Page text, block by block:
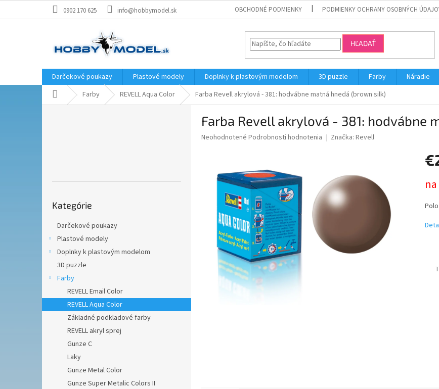
0902 170 625 info@hobbymodel.sk OBCHODNÉ PODMIENKY PODMIENKY OCHRANY OSOBNÝCH
HĽADAŤ
Darčekové poukazy Plastové modely Doplnky k plastovým modelom 3D puzzle Farby Náradie
DomovFarby REVELL Aqua Color Farba Revell akrylová - 381: hodvábne matná hnedá (brown silk)
kategórie
Kategórie
Darčekové poukazy
Plastové modely
Doplnky k plastovým modelom
3D puzzle
Farby
REVELL Email Color
REVELL Aqua Color
Základné podkladové farby
REVELL akryl sprej
Gunze C
Laky
Gunze Metal Color
Gunze Super Metalic Colors II
Farba Revell akrylová - 381: hodvábne
Priemerné
hviezdičiek.
Neohodnotené Podrobnosti hodnotenia Značka: Revell